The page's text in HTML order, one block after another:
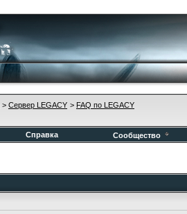
> Сервер LEGACY > FAQ по LEGACY
Справка Сообщество